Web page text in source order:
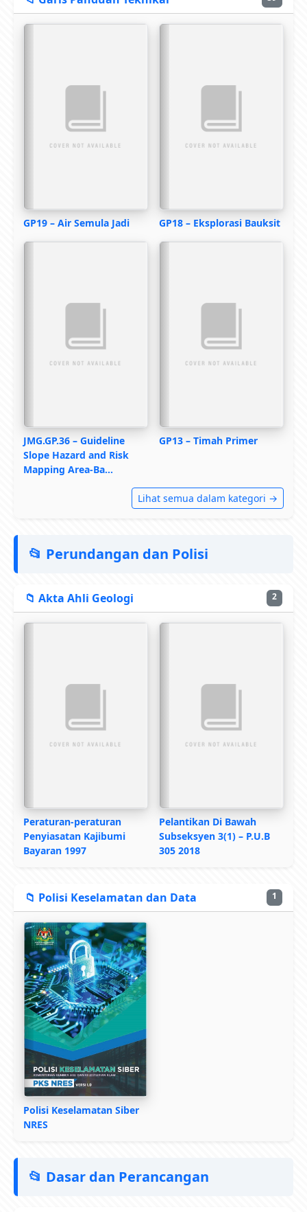
GP19 – Air Semula Jadi GP18 – Eksplorasi Bauksit
JMG.GP.36 – Guideline
Slope Hazard and Risk
Mapping Area-Ba…
GP13 – Timah Primer
Lihat semua dalam kategori →
📂 Perundangan dan Polisi
📁 Akta Ahli Geologi 2
Peraturan-peraturan
Penyiasatan Kajibumi
Bayaran 1997
Pelantikan Di Bawah
Subseksyen 3(1) – P.U.B
305 2018
📁 Polisi Keselamatan dan Data 1
Polisi Keselamatan Siber
NRES
📂 Dasar dan Perancangan